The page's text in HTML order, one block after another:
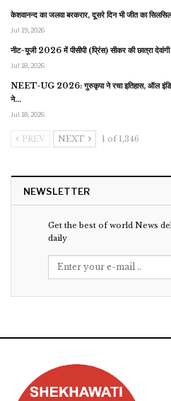
केशवानन्द का जलवा बरकरार, दूसरे दिन भी जीत का
Jul 19, 2026
नीट-यूजी 2026 में पीसीपी (प्रिंस) सीकर की छात्रा देवांगी
Jul 18, 2026
NEET-UG 2026: गुरुकृपा ने रचा इतिहास, ऑल
ने…
Jul 18, 2026
PREV NEXT 1 of 1,346
NEWSLETTER
Get the best of world News
daily